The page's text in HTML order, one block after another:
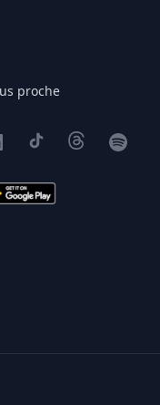
proche
TikTokThreadsSpotify
Play
journalistique